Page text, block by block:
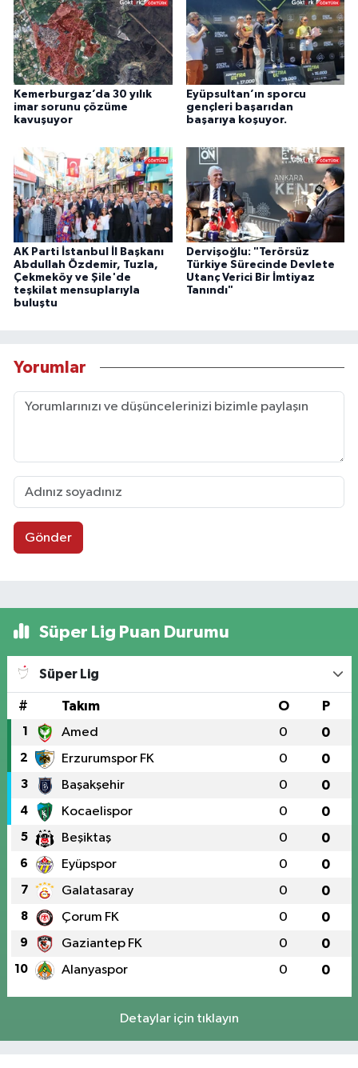
Kemerburgaz’da 30 yılık
imar sorunu çözüme
kavuşuyor
Eyüpsultan’ın sporcu
gençleri başarıdan
başarıya koşuyor.
AK Parti İstanbul İl Başkanı
Abdullah Özdemir, Tuzla,
Çekmeköy ve Şile'de
teşkilat mensuplarıyla
buluştu
Dervişoğlu: "Terörsüz
Türkiye Sürecinde Devlete
Utanç Verici Bir İmtiyaz
Tanındı"
Yorumlar
Gönder
Süper Lig Puan Durumu
Süper Lig
# Takım O P
1 Amed 0 0
2 Erzurumspor FK 0 0
3 Başakşehir 0 0
4 Kocaelispor 0 0
5 Beşiktaş 0 0
6 Eyüpspor 0 0
7 Galatasaray 0 0
8 Çorum FK 0 0
9 Gaziantep FK 0 0
10 Alanyaspor 0 0
Detaylar için tıklayın